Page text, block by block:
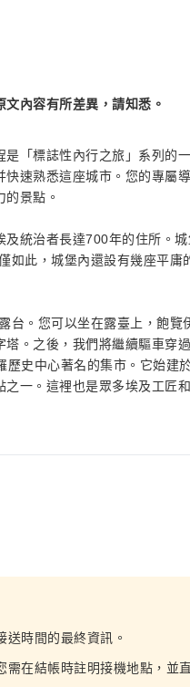
內容有所差異，請知悉。
「標誌性內行之旅」系列的
速熟悉這座城市。您的專屬
景點。
統治者長達700年的住所。
如此，城堡內還設有幾座平庸
台。您可以坐在露臺上，飽覽
。之後，我們將繼續驅車穿
史中心著名的集市。它始建
一。這裡也是眾多埃及工匠
時間的最終資訊。
在結帳時註明接機地點，並